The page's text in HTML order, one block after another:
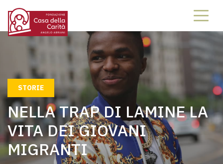
STORIE
NELLA TRAP DI LAMINE LA
VITA DEI GIOVANI
MIGRANTI